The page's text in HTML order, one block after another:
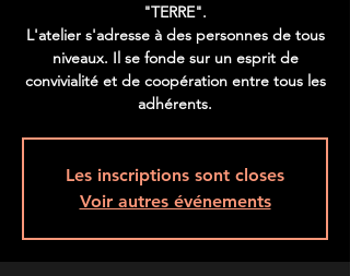
"TERRE".
L'atelier s'adresse à des personnes de tous
niveaux. Il se fonde sur un esprit de
convivialité et de coopération entre tous les
adhérents.
Les inscriptions sont closes
Voir autres événements